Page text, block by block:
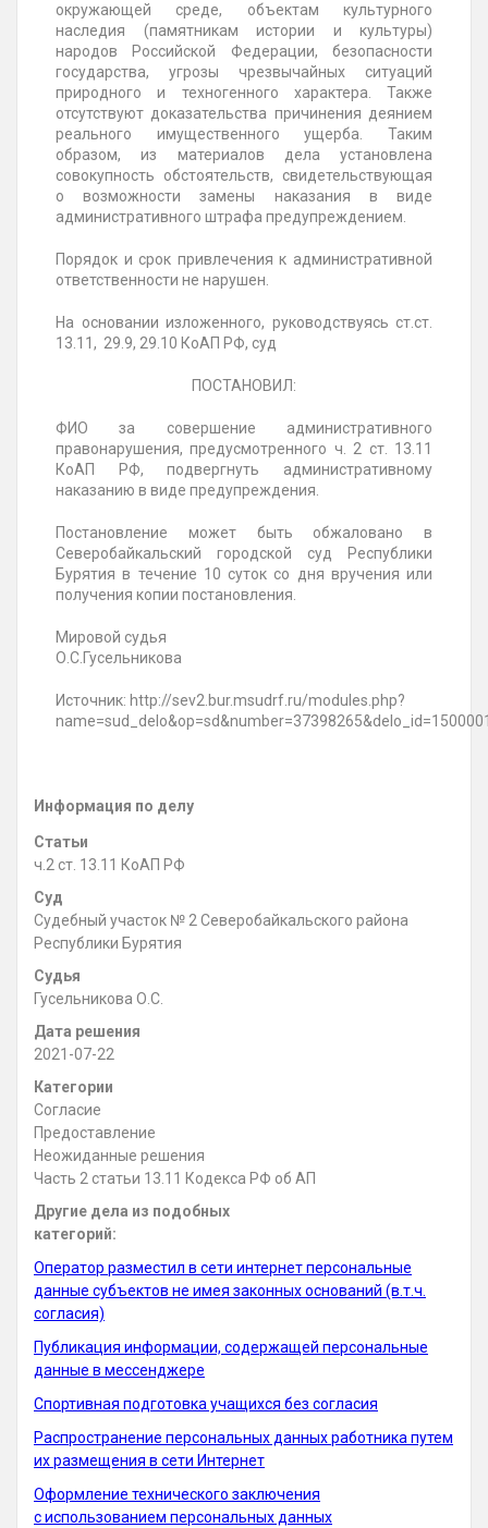
окружающей среде, объектам культурного
наследия (памятникам истории и культуры)
народов Российской Федерации, безопасности
государства, угрозы чрезвычайных ситуаций
природного и техногенного характера. Также
отсутствуют доказательства причинения деянием
реального имущественного ущерба. Таким
образом, из материалов дела установлена
совокупность обстоятельств, свидетельствующая
о возможности замены наказания в виде
административного штрафа предупреждением.
Порядок и срок привлечения к административной
ответственности не нарушен.
На основании изложенного, руководствуясь ст.ст.
13.11, 29.9, 29.10 КоАП РФ, суд
ПОСТАНОВИЛ:
ФИО за совершение административного
правонарушения, предусмотренного ч. 2 ст. 13.11
КоАП РФ, подвергнуть административному
наказанию в виде предупреждения.
Постановление может быть обжаловано в
Северобайкальский городской суд Республики
Бурятия в течение 10 суток со дня вручения или
получения копии постановления.
Мировой судья
О.С.Гусельникова
Источник: http://sev2.bur.msudrf.ru/modules.php?
Информация по делу
Статьи
ч.2 ст. 13.11 КоАП РФ
Суд
Судебный участок № 2 Северобайкальского района
Республики Бурятия
Судья
Гусельникова О.С.
Дата решения
2021-07-22
Категории
Согласие
Предоставление
Неожиданные решения
Часть 2 статьи 13.11 Кодекса РФ об АП
Другие дела из подобных
категорий:
Оператор разместил в сети интернет персональные
данные субъектов не имея законных оснований (в.т.ч.
согласия)
Публикация информации, содержащей персональные
данные в мессенджере
Спортивная подготовка учащихся без согласия
Распространение персональных данных работника путем
их размещения в сети Интернет
Оформление технического заключения
с использованием персональных данных